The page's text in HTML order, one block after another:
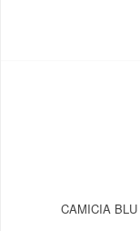
CAMICIA